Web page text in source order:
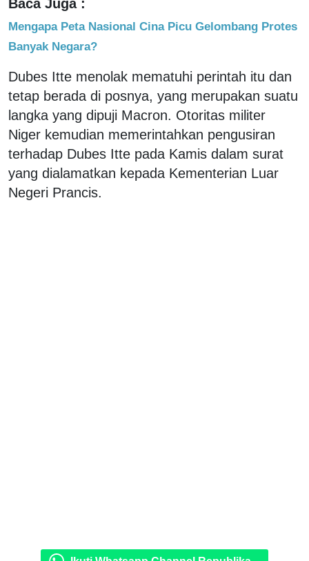
Baca Juga :
Mengapa Peta Nasional Cina Picu Gelombang Protes
Banyak Negara?
Dubes Itte menolak mematuhi perintah itu dan
tetap berada di posnya, yang merupakan suatu
langka yang dipuji Macron. Otoritas militer
Niger kemudian memerintahkan pengusiran
terhadap Dubes Itte pada Kamis dalam surat
yang dialamatkan kepada Kementerian Luar
Negeri Prancis.